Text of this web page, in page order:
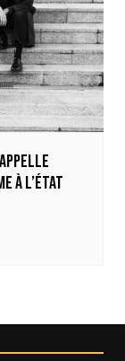
à l’état